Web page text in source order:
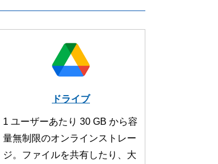
ドライブ
1 ユーザーあたり 30 GB から容
量無制限のオンラインストレー
ジ。ファイルを共有したり、大